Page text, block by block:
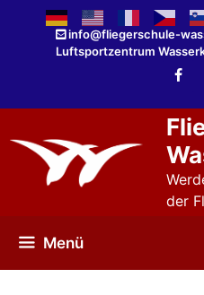
springen
info@fliegerschule-
Luftsportzentrum
der
Menü